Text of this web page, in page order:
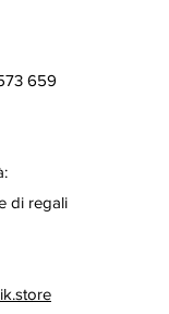
659
di regali